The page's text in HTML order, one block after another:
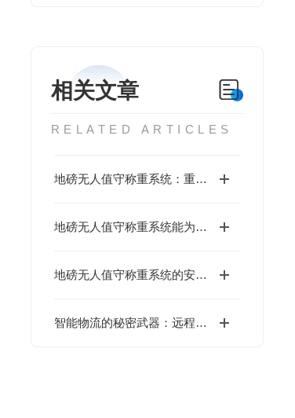
相关文章
RELATED ARTICLES
地磅无人值守称重系统：重塑物流计量管理新生态
地磅无人值守称重系统能为客户解决哪些问题？
地磅无人值守称重系统的安装注意事项讲解
智能物流的秘密武器：远程无人值守称重系统